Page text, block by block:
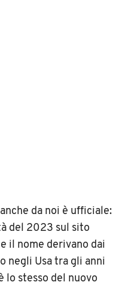
da noi è ufficiale:
del 2023 sul sito
il nome derivano dai
negli Usa tra gli anni
lo stesso del nuovo